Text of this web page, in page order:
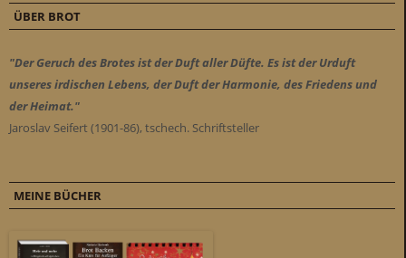
ÜBER BROT
"Der Geruch des Brotes ist der Duft aller Düfte. Es ist der Urduft
unseres irdischen Lebens, der Duft der Harmonie, des Friedens und
der Heimat."
Jaroslav Seifert (1901-86), tschech. Schriftsteller
MEINE BÜCHER